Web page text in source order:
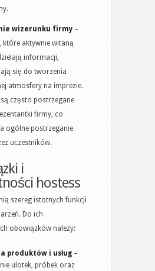
wizerunku firmy –
które aktywnie witaną
informacji,
się do tworzenia
atmosfery na imprezie.
często postrzegane
firmy, co
ogólne postrzeganie
uczestników.
i
hostess
szereg istotnych funkcji
Do ich
obowiązków należy:
produktów i usług –
ulotek, próbek oraz